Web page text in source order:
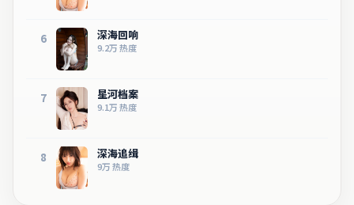
6 深海回响
9.2万热度
7 星河档案
9.1万热度
8 深海追缉
9万热度